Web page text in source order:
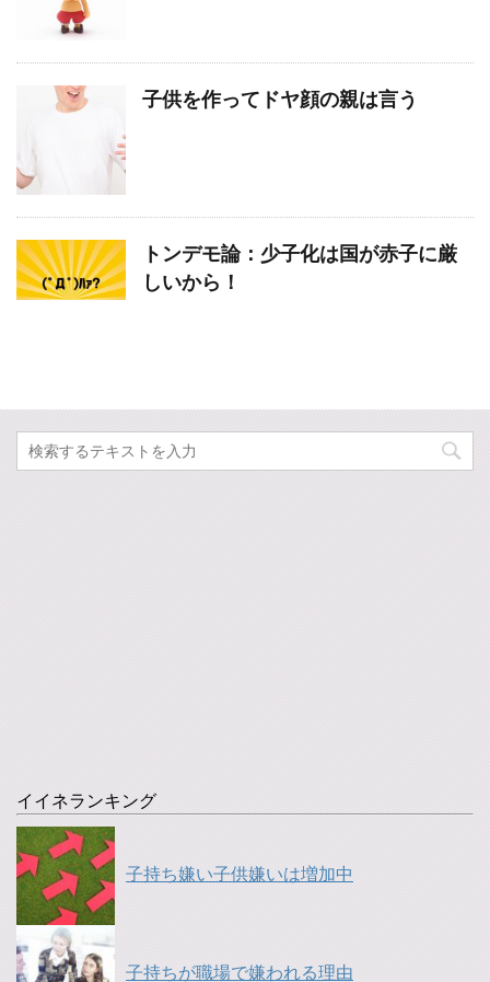
子供を作ってドヤ顔の親は言う
トンデモ論：少子化は国が赤子に厳
しいから！
イイネランキング
子持ち嫌い子供嫌いは増加中
子持ちが職場で嫌われる理由